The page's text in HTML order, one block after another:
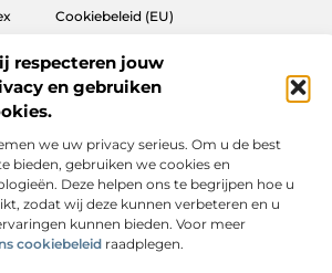
respecteren jouw
en gebruiken
we uw privacy serieus. Om u de best
bieden, gebruiken we cookies en
Deze helpen ons te begrijpen hoe u
zodat wij deze kunnen verbeteren en u
kunnen bieden. Voor meer
cookiebeleid raadplegen.
Cookiebeleid (EU)